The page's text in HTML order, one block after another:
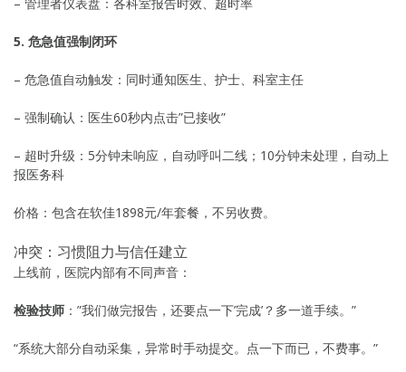
5. 危急值强制闭环
– 危急值自动触发：同时通知医生、护士、科室主任
– 强制确认：医生60秒内点击”已接收”
– 超时升级：5分钟未响应，自动呼叫二线；10分钟未处理，自动上
报医务科
价格：包含在软佳1898元/年套餐，不另收费。
冲突：习惯阻力与信任建立
上线前，医院内部有不同声音：
检验技师 ：”我们做完报告，还要点一下’完成’？多一道手续。”
“系统大部分自动采集，异常时手动提交。点一下而已，不费事。”